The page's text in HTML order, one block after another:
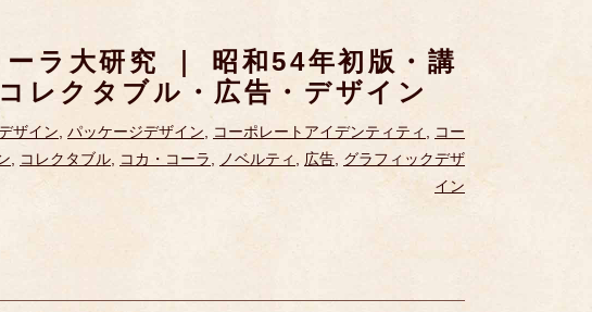
ーラ大研究 ｜ 昭和54年初版・講
レクタブル・広告・デザイン
ザイン, パッケージデザイン, コーポレートアイデンティティ , コー
, コレクタブル, コカ・コーラ, ノベルティ , 広告, グラフィックデザ
イン